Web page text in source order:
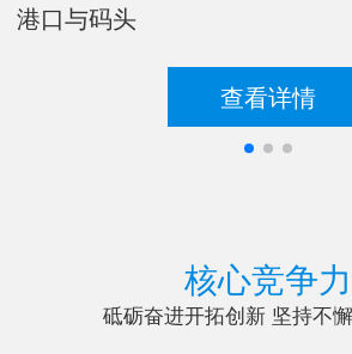
港口与码头
查看详情
核心竞争力
砥砺奋进开拓创新 坚持不